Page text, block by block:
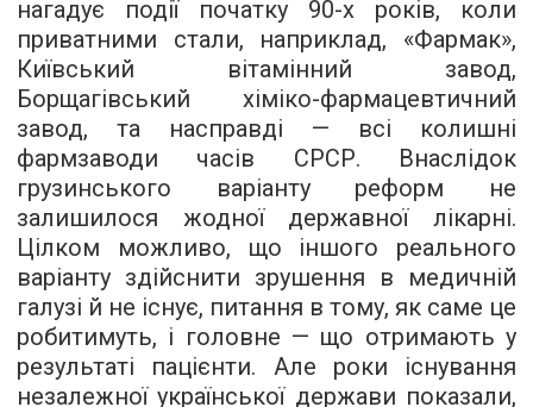
нагадує події початку 90-х років, коли
приватними стали, наприклад, «Фармак»,
Київський вітамінний завод,
Борщагівський хіміко-фармацевтичний
завод, та насправді — всі колишні
фармзаводи часів СРСР. Внаслідок
грузинського варіанту реформ не
залишилося жодної державної лікарні.
Цілком можливо, що іншого реального
варіанту здійснити зрушення в медичній
галузі й не існує, питання в тому, як саме це
робитимуть, і головне — що отримають у
результаті пацієнти. Але роки існування
незалежної української держави показали,